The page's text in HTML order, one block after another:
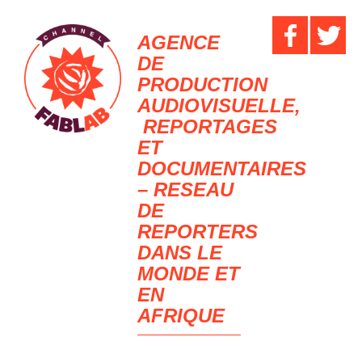
AGENCE
DE
PRODUCTION
AUDIOVISUELLE,
REPORTAGES
ET
DOCUMENTAIRES
– RESEAU
DE
REPORTERS
DANS LE
MONDE ET
EN
AFRIQUE